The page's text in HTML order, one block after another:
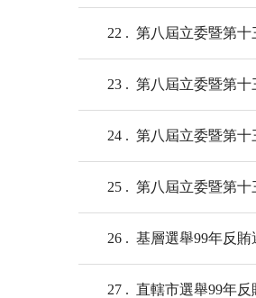
22 第八屆立委暨第
23 第八屆立委暨第
24 第八屆立委暨第
25 第八屆立委暨第
26 基層選舉99年反
27 直轄市選舉99年